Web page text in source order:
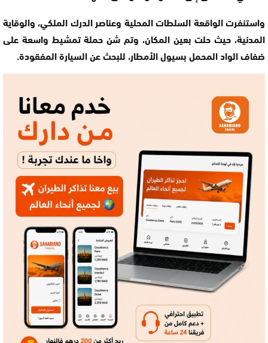
واستنفرت الواقعة السلطات المحلية وعناصر الدرك الملكي، والوقاية
المدنية، حيث حلت بعين المكان، وتم شن حملة تمشيط واسعة على
ضفاف الواد المحمل بسيول الأمطار، للبحث عن السيارة المفقودة.